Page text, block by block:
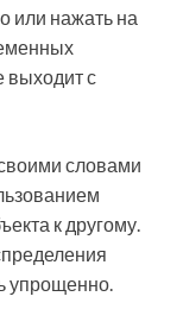
или нажать на
выходит с
словами
к другому.
упрощенно.